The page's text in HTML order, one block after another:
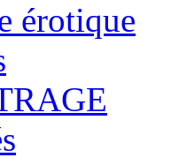
érotique